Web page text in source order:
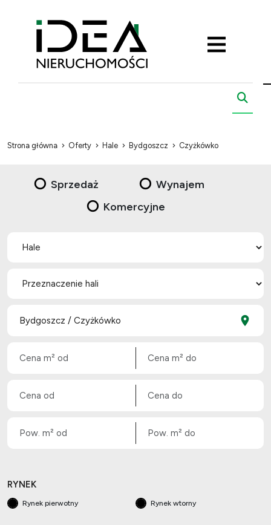
Strona główna Oferty Hale Bydgoszcz Czyżkówko
Sprzedaż
Wynajem
Komercyjne
RYNEK
Rynek pierwotny Rynek wtorny